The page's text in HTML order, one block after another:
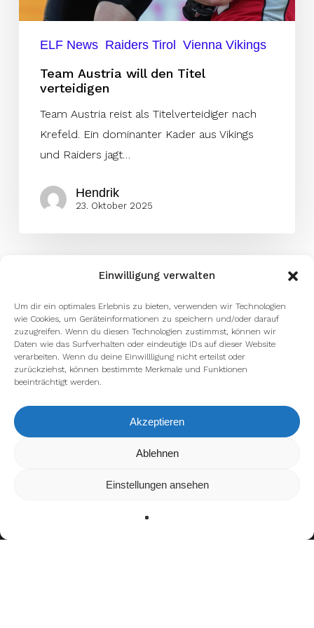
Einwilligung verwalten
Um dir ein optimales Erlebnis zu bieten, verwenden wir Technologien
wie Cookies, um Geräteinformationen zu speichern und/oder darauf
zuzugreifen. Wenn du diesen Technologien zustimmst, können wir
Daten wie das Surfverhalten oder eindeutige IDs auf dieser Website
verarbeiten. Wenn du deine Einwillligung nicht erteilst oder
zurückziehst, können bestimmte Merkmale und Funktionen
beeinträchtigt werden.
Akzeptieren
Ablehnen
Einstellungen ansehen
ELF News Raiders Tirol Vienna Vikings
Team Austria will den Titel
verteidigen
Team Austria reist als Titelverteidiger nach
Krefeld. Ein dominanter Kader aus Vikings
und Raiders jagt…
Hendrik
23. Oktober 2025
Wir verwenden Cookies, um dir die bestmögliche Erfahrung auf
kannst du erfahren, welche Cookies wir
verwenden oder sie ausschalten.